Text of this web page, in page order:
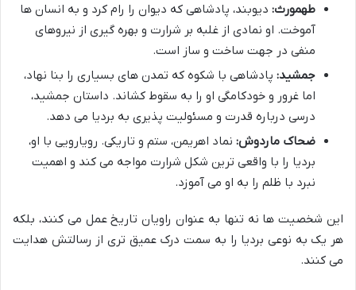
طهمورث: دیوبند، پادشاهی که دیوان را رام کرد و به انسان ها
آموخت. او نمادی از غلبه بر شرارت و بهره گیری از نیروهای
منفی در جهت ساخت و ساز است.
جمشید: پادشاهی با شکوه که تمدن های بسیاری را بنا نهاد،
اما غرور و خودکامگی او را به سقوط کشاند. داستان جمشید،
درسی درباره قدرت و مسئولیت پذیری به بردیا می دهد.
ضحاک ماردوش: نماد اهریمن، ستم و تاریکی. رویارویی با او،
بردیا را با واقعی ترین شکل شرارت مواجه می کند و اهمیت
نبرد با ظلم را به او می آموزد.
این شخصیت ها نه تنها به عنوان راویان تاریخ عمل می کنند، بلکه
هر یک به نوعی بردیا را به سمت درک عمیق تری از رسالتش هدایت
می کنند.